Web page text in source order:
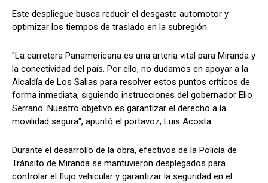
Este despliegue busca reducir el desgaste automotor y
optimizar los tiempos de traslado en la subregión.
"La carretera Panamericana es una arteria vital para Miranda y
la conectividad del país. Por ello, no dudamos en apoyar a la
Alcaldía de Los Salias para resolver estos puntos críticos de
forma inmediata, siguiendo instrucciones del gobernador Elio
Serrano. Nuestro objetivo es garantizar el derecho a la
movilidad segura", apuntó el portavoz, Luis Acosta.
Durante el desarrollo de la obra, efectivos de la Policía de
Tránsito de Miranda se mantuvieron desplegados para
controlar el flujo vehicular y garantizar la seguridad en el